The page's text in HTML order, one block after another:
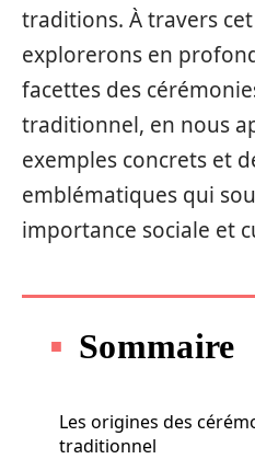
traditions. À travers
explorerons en
facettes des
traditionnel, en nous
exemples concrets et
emblématiques qui
importance sociale et
Sommaire
Les origines des
traditionnel